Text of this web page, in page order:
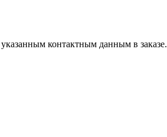
контактным данным в заказе.